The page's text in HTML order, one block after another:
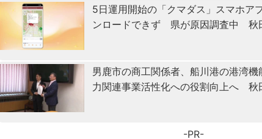
5日運用開始の「クマダス」スマホ
ンロードできず 県が原因調査中 秋
男鹿市の商工関係者、船川港の港湾
力関連事業活性化への役割向上へ 秋
-PR-